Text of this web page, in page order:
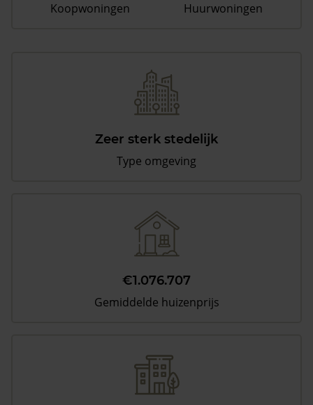
Koopwoningen
Huurwoningen
Zeer sterk stedelijk
Type omgeving
€1.076.707
Gemiddelde huizenprijs